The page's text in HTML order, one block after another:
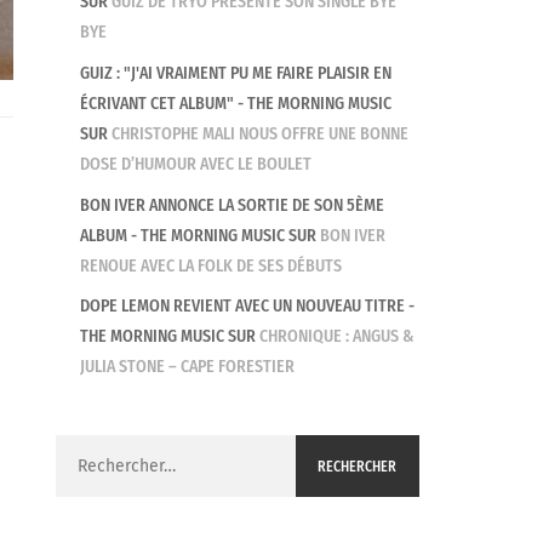
BYE
GUIZ : "J'AI VRAIMENT PU ME FAIRE PLAISIR EN
ÉCRIVANT CET ALBUM" - THE MORNING MUSIC
SURCHRISTOPHE MALI NOUS OFFRE UNE BONNE
DOSE D’HUMOUR AVEC LE BOULET
BON IVER ANNONCE LA SORTIE DE SON 5ÈME
ALBUM - THE MORNING MUSICSUR BON IVER
RENOUE AVEC LA FOLK DE SES DÉBUTS
DOPE LEMON REVIENT AVEC UN NOUVEAU TITRE -
THE MORNING MUSICSURCHRONIQUE : ANGUS &
JULIA STONE – CAPE FORESTIER